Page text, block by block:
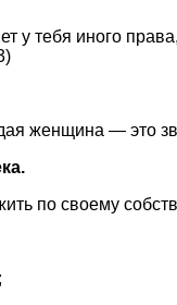
у тебя иного
женщина — это
по своему